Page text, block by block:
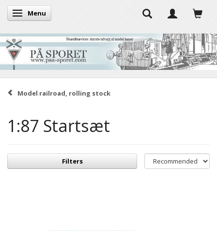
Toggle navigation
Menu
Model railroad, rolling stock
1:87 Startsæt
Filters